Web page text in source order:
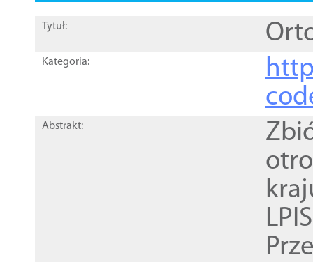
Tytuł:
Kategoria:
Abstrakt: